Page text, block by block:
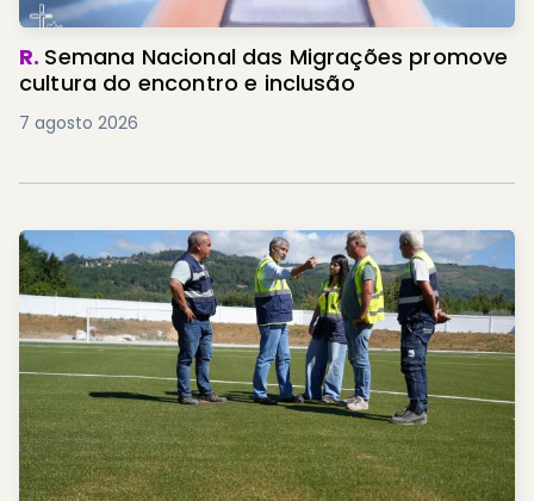
R. Semana Nacional das Migrações promove
cultura do encontro e inclusão
7 agosto 2026